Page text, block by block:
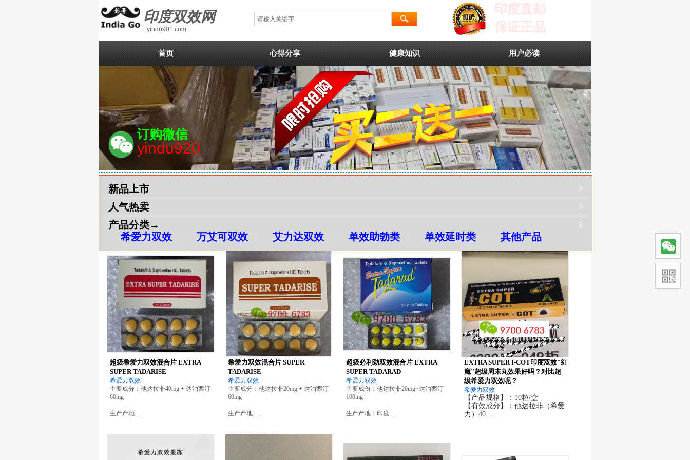
印度直邮
保证正品
印度双效网
yindu901.com
首页 心得分享 健康知识 用户必读
订购微信
yindu920
新品上市
人气热卖
产品分类→
希爱力双效
万艾可双效 艾力达双效 单效助勃类 单效延时类 其他产品
超级希爱力双效混合片 EXTRA
SUPER TADARISE
希爱力双效
主要成分： 他达拉非40mg + 达泊西汀
60mg
生产产地......
希爱力双效混合片 SUPER
TADARISE
希爱力双效
主要成分： 他达拉非20mg + 达泊西汀
60mg
生产产地......
超级必利劲双效混合片 EXTRA
SUPER TADARAD
希爱力双效
主要成份： 他达拉非20mg+达泊西汀
100mg
生产产地： 印度......
EXTRA SUPER I-COT印度双效"红
魔"超级周末丸效果好吗？对比超
级希爱力双效呢？
希爱力双效
【产品规格】：10粒/盒
【有效成分】：他达拉非（希爱
力）40......